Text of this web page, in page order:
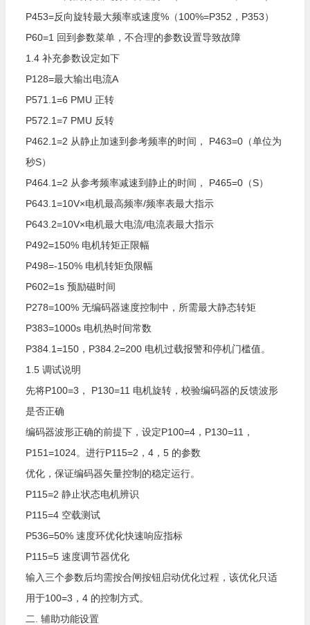
P453=反向旋转最大频率或速度%（100%=P352，P353）
P60=1 回到参数菜单，不合理的参数设置导致故障
1.4 补充参数设定如下
P128=最大输出电流A
P571.1=6 PMU 正转
P572.1=7 PMU 反转
P462.1=2 从静止加速到参考频率的时间， P463=0（单位为
秒S）
P464.1=2 从参考频率减速到静止的时间， P465=0（S）
P643.1=10V×电机最高频率/频率表最大指示
P643.2=10V×电机最大电流/电流表最大指示
P492=150% 电机转矩正限幅
P498=-150% 电机转矩负限幅
P602=1s 预励磁时间
P278=100% 无编码器速度控制中，所需最大静态转矩
P383=1000s 电机热时间常数
P384.1=150，P384.2=200 电机过载报警和停机门槛值。
1.5 调试说明
先将P100=3， P130=11 电机旋转，校验编码器的反馈波形
是否正确
编码器波形正确的前提下，设定P100=4，P130=11，
P151=1024。进行P115=2，4，5 的参数
优化，保证编码器矢量控制的稳定运行。
P115=2 静止状态电机辨识
P115=4 空载测试
P536=50% 速度环优化快速响应指标
P115=5 速度调节器优化
输入三个参数后均需按合闸按钮启动优化过程，该优化只适
用于100=3，4 的控制方式。
二. 辅助功能设置